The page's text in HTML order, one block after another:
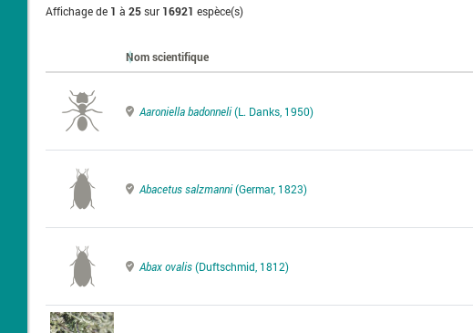
Affichage de 1 à 25sur 16921 espèce(s)
Nom scientifique
Aaroniella badonneli(L. Danks, 1950)
Abacetus salzmanni(Germar, 1823)
Abax ovalis(Duftschmid, 1812)